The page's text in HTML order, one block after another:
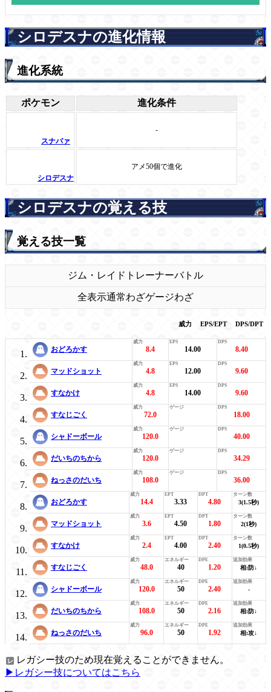
シロデスナの進化情報
進化系統
ポケモン 進化条件
スナバァ
-
シロデスナ
アメ50個で進化
シロデスナの覚える技
覚える技一覧
ジム・レイド トレーナーバトル
全表示通常わざゲージわざ
威力 EPS/EPT DPS/DPT
おどろかす 8.4 14.00 8.40
マッドショット 4.8 12.00 9.60
すなかけ 4.8 14.00 9.60
すなじごく 72.0 18.00
シャドーボール 120.0 40.00
だいちのちから 120.0 34.29
ねっさのだいち 108.0 36.00
おどろかす 14.4 3.33 4.80 3(1.5秒)
マッドショット 3.6 4.50 1.80 2(1秒)
すなかけ 2.4 4.00 2.40 1(0.5秒)
すなじごく 48.0 40 1.20 相:防↓
シャドーボール 120.0 50 2.40 -
だいちのちから 108.0 50 2.16 相:防↓
ねっさのだいち 96.0 50 1.92 相:攻↓
レガシー技のため現在覚えることができません。
▶レガシー技についてはこちら